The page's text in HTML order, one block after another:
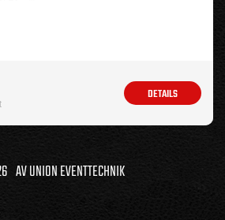
DETAILS
UNION EVENTTECHNIK